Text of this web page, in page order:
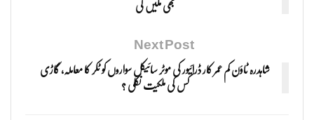
بھی ملیں گی
Next Post
شاہدرہ ٹاؤن کم عمر کار ڈرائیور کی موٹر سائیکل سواروں کو ٹکر کا معاملہ، گاڑی
کس کی ملکیت نکلی ؟